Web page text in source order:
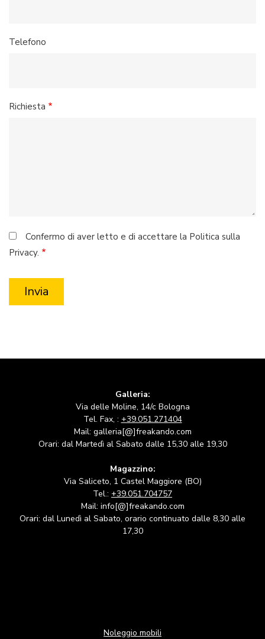
Telefono
Richiesta
Confermo di aver letto e di accettare la Politica sulla
Privacy.
Galleria:
Via delle Moline, 14/c Bologna
Tel. Fax, : +39.051.271404
Mail: galleria[@]freakando.com
Orari: dal Martedì al Sabato dalle 15,30 alle 19,30
Magazzino:
Via Saliceto, 1 Castel Maggiore (BO)
Tel.: +39.051.704757
Mail: info[@]freakando.com
Orari: dal Lunedì al Sabato, orario continuato dalle 8,30 alle
17,30
Noleggio mobili